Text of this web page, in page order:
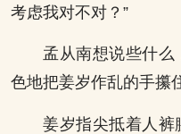
考虑我对不对？”
孟从南想说些什
色地把姜岁作乱的手攥
姜岁指尖抵着人裤